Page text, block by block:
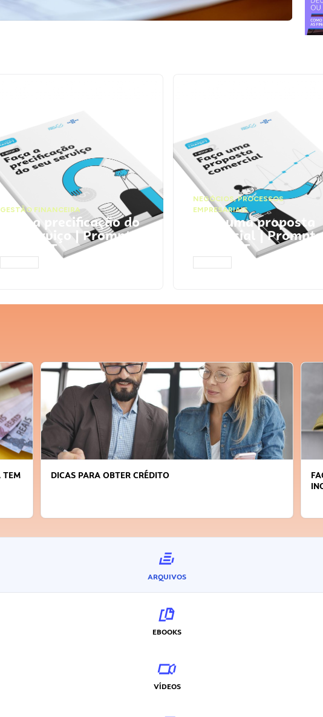
GESTÃO FINANCEIRA
Faça a precificação do
seu serviço | Prompts
ChatGPT
NEGÓCIOS,PROCESSOS
EMPRESARIAIS
Faça uma proposta
comercial | Prompts
ChatGPT
FAÇA A DIFERENÇA: SEJA SUSTENTÁVEL, SEJA
ARQUIVOS
EBOOKS
VÍDEOS